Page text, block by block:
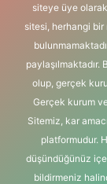
siteye üye
sitesi, herhangi bir
olup, gerçek
Gerçek kurum
Sitemiz, kar
platformudur.
düşündüğünüz
bildirmeniz